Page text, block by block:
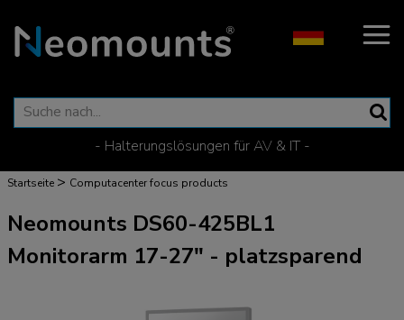
- Halterungslösungen für AV & IT -
Startseite > Computacenter focus products
Neomounts DS60-425BL1
Monitorarm 17-27" - platzsparend